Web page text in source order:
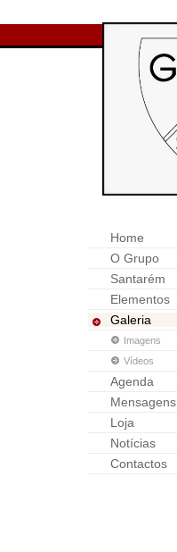
Home
O Grupo
Santarém
Elementos
Galeria
Imagens
Vídeos
Agenda
Mensagens
Loja
Notícias
Contactos